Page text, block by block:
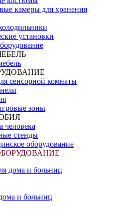
камеры для хранения
установки
сенсорной комнаты
зоны
человека
стенды
оборудование
и больниц